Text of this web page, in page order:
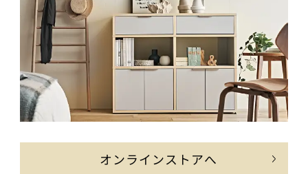
オンラインストアへ